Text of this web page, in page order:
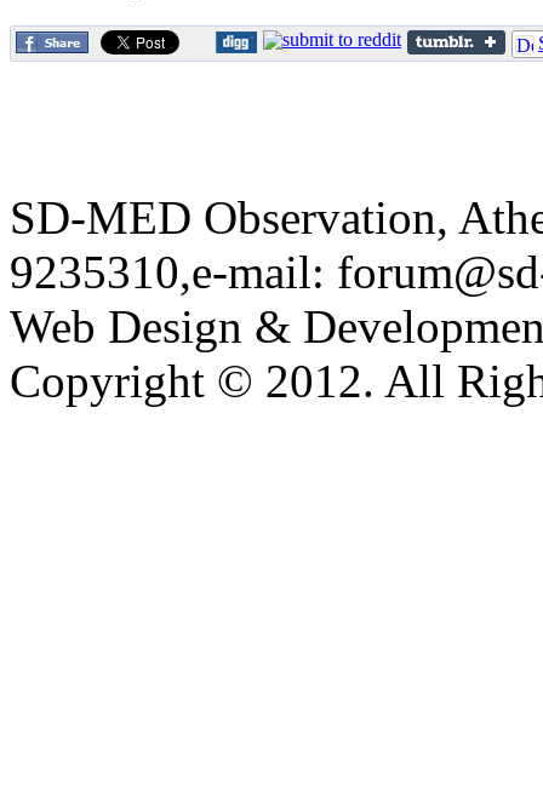
SD-MED Observation,
9235310,e-mail:
Web Design &
Copyright © 2012. All